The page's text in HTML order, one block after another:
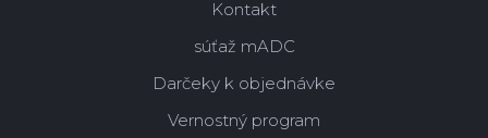
Kontakt
súťaž mADC
Darčeky k objednávke
Vernostný program